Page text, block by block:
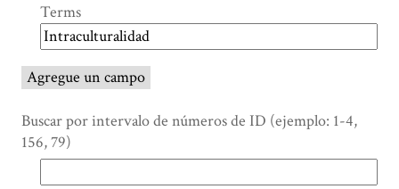
"Reducir
por
campo
específico":
1
Terms
Agregue un campo
Buscar por intervalo de números de ID (ejemplo: 1-4,
156, 79)